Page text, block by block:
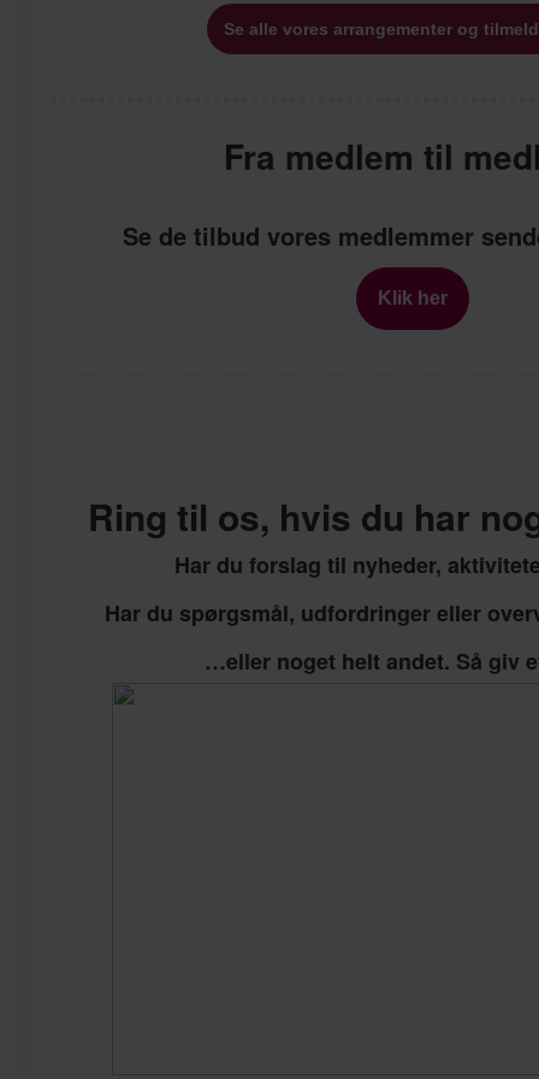
Se alle vores arrangementer og
Fra medlem til
Se de tilbud vores medlemmer
Klik her
Ring til os, hvis du har
Har du forslag til nyheder,
Har du spørgsmål, udfordringer eller
…eller noget helt andet. Så giv